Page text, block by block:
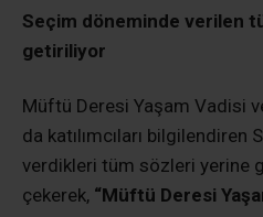
Seçim döneminde verilen
getiriliyor
Müftü Deresi Yaşam Vadisi
da katılımcıları
verdikleri tüm sözleri yerine
çekerek, “Müftü Deresi